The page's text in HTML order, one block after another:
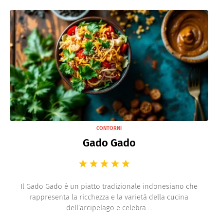
CONTORNI
Gado Gado
Il Gado Gado è un piatto tradizionale indonesiano che
rappresenta la ricchezza e la varietà della cucina
dell’arcipelago e celebra ...